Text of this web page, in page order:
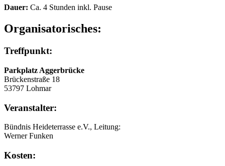
Dauer: Ca. 4 Stunden inkl. Pause
Organisatorisches:
Treffpunkt:
Parkplatz Aggerbrücke
Brückenstraße 18
53797 Lohmar
Veranstalter:
Bündnis Heideterrasse e.V., Leitung:
Werner Funken
Kosten: